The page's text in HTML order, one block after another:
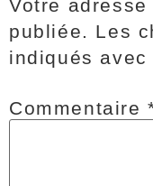
Votre
publiée. Les
indiqués
Commentaire